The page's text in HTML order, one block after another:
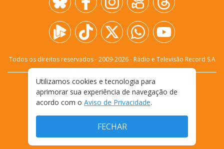
Todos os direitos reservados - 2009-2026- Rádio e Televisão Record S.A
FALE CONOSCO
PRIVACIDADE
TERMOS E CONDIÇÕES DE USO
Utilizamos cookies e tecnologia para
aprimorar sua experiência de navegação de
acordo com o Aviso de Privacidade.
FECHAR